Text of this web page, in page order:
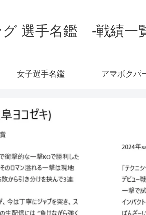
選手名鑑 -戦績一
女子選手名鑑 アマボクパ